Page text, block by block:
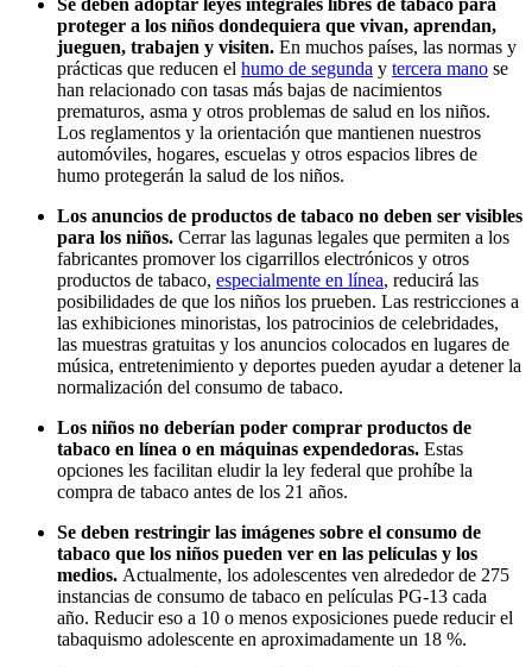
proteger a los niños dondequiera que vivan, aprendan,
jueguen, trabajen y visiten. En muchos países, las normas y
prácticas que reducen el humo de segunda y tercera mano se
han relacionado con tasas más bajas de nacimientos
prematuros, asma y otros problemas de salud en los niños.
Los reglamentos y la orientación que mantienen nuestros
automóviles, hogares, escuelas y otros espacios libres de
humo protegerán la salud de los niños.
Los anuncios de productos de tabaco no deben ser visibles
para los niños. Cerrar las lagunas legales que permiten a los
fabricantes promover los cigarrillos electrónicos y otros
productos de tabaco, especialmente en línea, reducirá las
posibilidades de que los niños los prueben. Las restricciones a
las exhibiciones minoristas, los patrocinios de celebridades,
las muestras gratuitas y los anuncios colocados en lugares de
música, entretenimiento y deportes pueden ayudar a detener la
normalización del consumo de tabaco.
Los niños no deberían poder comprar productos de
tabaco en línea o en máquinas expendedoras. Estas
opciones les facilitan eludir la ley federal que prohíbe la
compra de tabaco antes de los 21 años.
Se deben restringir las imágenes sobre el consumo de
tabaco que los niños pueden ver en las películas y los
medios. Actualmente, los adolescentes ven alrededor de 275
instancias de consumo de tabaco en películas PG-13 cada
año. Reducir eso a 10 o menos exposiciones puede reducir el
tabaquismo adolescente en aproximadamente un 18 %.